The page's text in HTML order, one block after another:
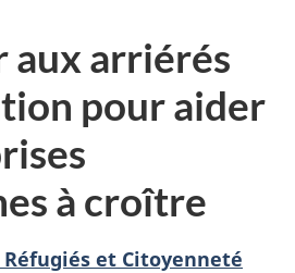
aux arriérés
pour aider
à croître
et Citoyenneté